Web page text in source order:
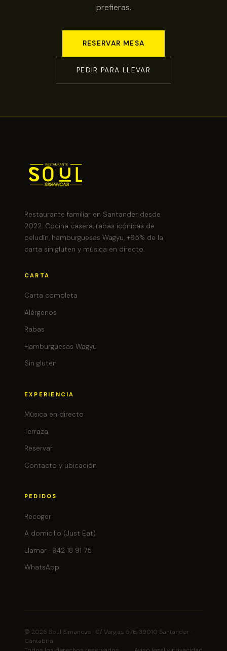
prefieras.
RESERVAR MESA
PEDIR PARA LLEVAR
Restaurante familiar en Santander desde
2022. Cocina casera, rabas icónicas de
peludín, hamburguesas Wagyu, +95% de la
carta sin gluten y música en directo.
CARTA
Carta completa
Alérgenos
Rabas
Hamburguesas Wagyu
Sin gluten
EXPERIENCIA
Música en directo
Terraza
Reservar
Contacto y ubicación
PEDIDOS
Recoger
A domicilio (Just Eat)
Llamar · 942 18 91 75
WhatsApp
© 2026 Soul Simancas · C/ Vargas 57E, 39010 Santander ·
Cantabria